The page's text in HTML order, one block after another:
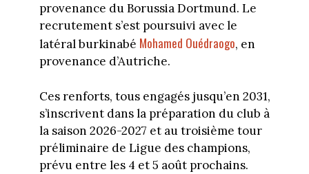
provenance du Borussia Dortmund. Le
recrutement s’est poursuivi avec le
latéral burkinabé Mohamed Ouédraogo, en
provenance d’Autriche.
Ces renforts, tous engagés jusqu’en 2031,
s’inscrivent dans la préparation du club à
la saison 2026-2027 et au troisième tour
préliminaire de Ligue des champions,
prévu entre les 4 et 5 août prochains.